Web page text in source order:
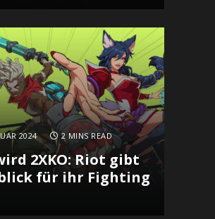
2024 2 MINS READ
2XKO: Riot gibt
für ihr Fighting